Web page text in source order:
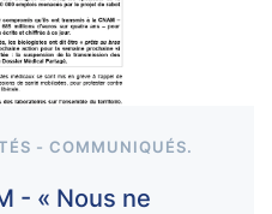
- COMMUNIQUÉS.
- « Nous ne